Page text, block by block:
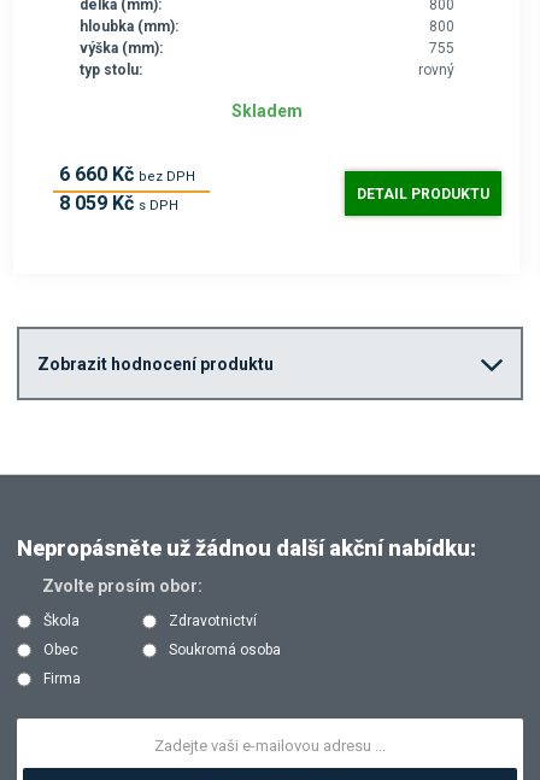
délka (mm):
800
hloubka (mm):
800
výška (mm):
755
typ stolu:
rovný
6 660 Kč bez DPH
8 059 Kč s DPH
Skladem
DETAIL PRODUKTU
Zobrazit hodnocení produktu
Nepropásněte už žádnou další akční nabídku:
Zvolte prosím obor:
Škola
Zdravotnictví
Obec
Soukromá osoba
Firma